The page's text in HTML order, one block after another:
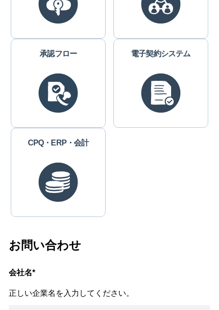
承認フロー 電子契約システム
CPQ・ERP・会計
お問い合わせ
会社名*
正しい企業名を入力してください。